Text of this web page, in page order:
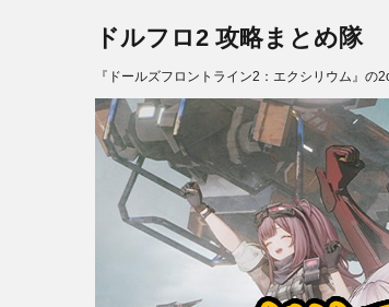
ドルフロ2 攻略まとめ隊
『ドールズフロントライン2：エクシリウム』